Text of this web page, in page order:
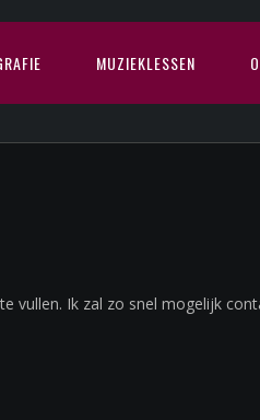
MUZIEKLESSEN
vullen. Ik zal zo snel mogelijk